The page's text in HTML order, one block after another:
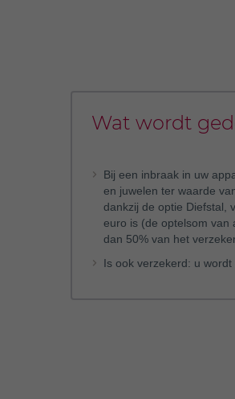
Wat wordt
Bij een inbraak in uw
en juwelen ter waarde
dankzij de optie Diefstal,
euro is (de optelsom van
dan 50% van het
Is ook verzekerd: u